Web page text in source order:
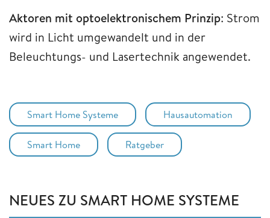
Aktoren mit optoelektronischem Prinzip: Strom
wird in Licht umgewandelt und in der
Beleuchtungs- und Lasertechnik angewendet.
Smart Home Systeme Hausautomation
Smart Home Ratgeber
NEUES ZU SMART HOME SYSTEME